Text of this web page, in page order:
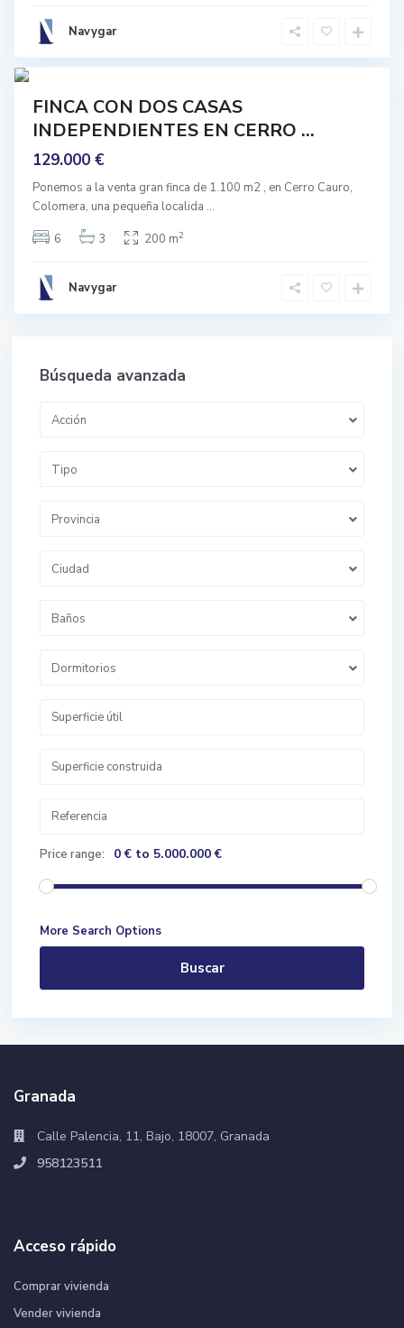
Navygar
m
e
r
a
FINCA CON DOS CASAS
INDEPENDIENTES EN CERRO ...
129.000 €
Ponemos a la venta gran finca de 1.100 m2 , en Cerro Cauro,
Colomera, una pequeña localida ...
6
3 200 m2
Navygar
Búsqueda avanzada
Acción
Tipo
Provincia
Ciudad
Baños
Dormitorios
Price range: 0 € to 5.000.000 €
More Search Options
Buscar
Granada
Calle Palencia, 11, Bajo, 18007, Granada
958123511
Acceso rápido
Comprar vivienda
Vender vivienda